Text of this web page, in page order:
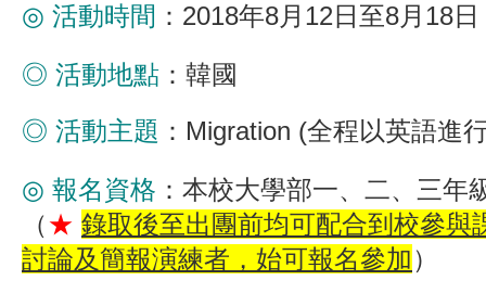
◎ 活動時間 ：2018年8月12日至8月18日
◎ 活動地點 ：韓國
◎ 活動主題 ：Migration (全程以英語進
◎ 報名資格 ：本校大學部一、二、三年
（★ 錄取後至出團前均可配合到校參與
討論及簡報演練者，始可報名參加 ）